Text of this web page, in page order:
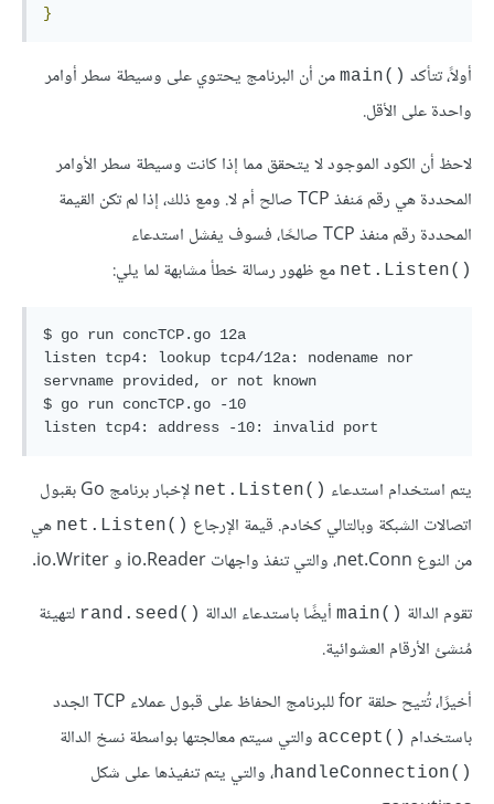
}
أولاً، تتأكد ()main
من أن البرنامج يحتوي على وسيطة سطر أوامر
واحدة على الأقل.
لاحظ أن الكود الموجود لا يتحقق مما إذا كانت وسيطة سطر الأوامر
المحددة هي رقم مَنفذ TCP صالح أم لا. ومع ذلك، إذا لم تكن القيمة
المحددة رقم منفذ TCP صالحًا، فسوف يفشل استدعاء
()net.Listen مع ظهور رسالة خطأ مشابهة لما يلي:
$ go run concTCP.go 12a
listen tcp4: lookup tcp4/12a: nodename nor
servname provided, or not known
$ go run concTCP.go -10
يتم استخدام استدعاء ()net.Listen
لإخبار برنامج Go بقبول
اتصالات الشبكة وبالتالي كخادم. قيمة الإرجاع ()net.Listen
هي
من النوع net.Conn، والتي تنفذ واجهات io.Reader و io.Writer.
تقوم الدالة ()main أيضًا باستدعاء الدالة ()rand.seed
لتهيئة
مُنشئ الأرقام العشوائية.
أخيرًا، تُتيح حلقة for للبرنامج الحفاظ على قبول عملاء TCP الجدد
باستخدام ()accept والتي سيتم معالجتها بواسطة نسخ الدالة
()handleConnection
، والتي يتم تنفيذها على شكل